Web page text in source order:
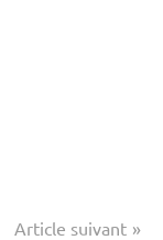
Article suivant